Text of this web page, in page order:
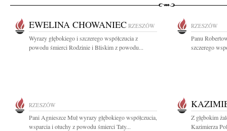
EWELINA CHOWANIEC RZESZÓW
Wyrazy głębokiego i szczerego współczucia z
powodu śmierci Rodzinie i Bliskim z powodu...
RZESZÓW
Panu
szczerego
RZESZÓW
Pani Agnieszce Muł wyrazy głębokiego współczucia,
wsparcia i otuchy z powodu śmierci Taty...
Z głębokim
Kazimierza